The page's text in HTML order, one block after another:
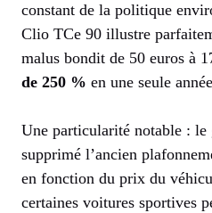
constant de la politique
Clio TCe 90 illustre
malus bondit de 50 euros à
de 250 % en une seule
Une particularité notable : le
supprimé l’ancien
en fonction du prix du
certaines voitures sportives